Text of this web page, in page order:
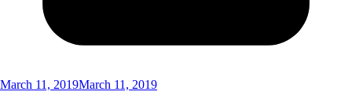
March 11, 2019March 11, 2019